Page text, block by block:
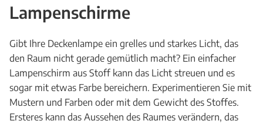
Lampenschirme
Gibt Ihre Deckenlampe ein grelles und starkes Licht, das
den Raum nicht gerade gemütlich macht? Ein einfacher
Lampenschirm aus Stoff kann das Licht streuen und es
sogar mit etwas Farbe bereichern. Experimentieren Sie mit
Mustern und Farben oder mit dem Gewicht des Stoffes.
Ersteres kann das Aussehen des Raumes verändern, das